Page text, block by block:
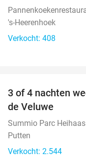
's-Heerenhoek
Verkocht: 408
3 of 4 nachten
de Veluwe
Summio Parc Heihaas
Putten
Verkocht: 2.544